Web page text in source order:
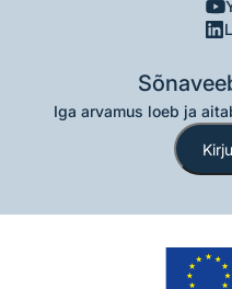
Iga arvamus loeb ja